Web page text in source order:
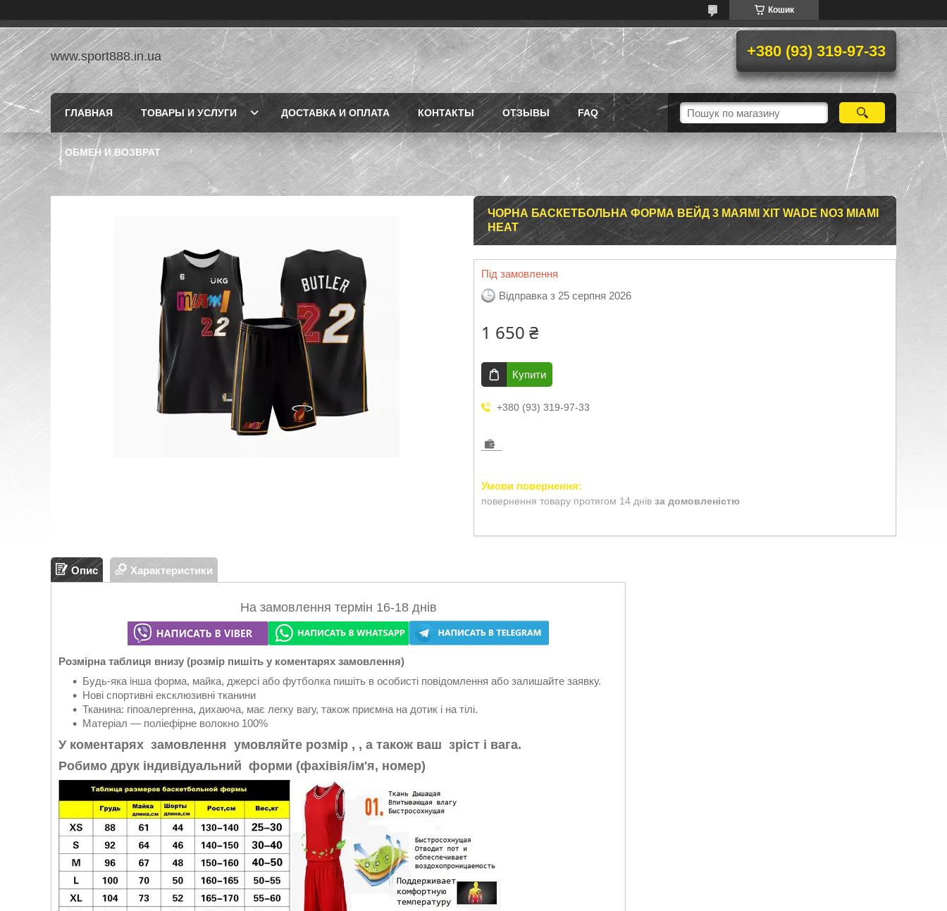
Кошик
www.sport888.in.ua +380 (93) 319-97-33
ГЛАВНАЯ ТОВАРЫ И УСЛУГИ ДОСТАВКА И ОПЛАТА КОНТАКТЫ ОТЗЫВЫ FAQ
ОБМЕН И ВОЗВРАТ
ЧОРНА БАСКЕТБОЛЬНА ФОРМА ВЕЙД 3 МАЯМІ ХІТ WADE NO3 MIAMI
HEAT
Під замовлення
Відправка з 25 серпня 2026
1 650 ₴
Купити
+380 (93) 319-97-33
повернення товару протягом 14 днів за домовленістю
Опис Характеристики
На замовлення термін 16-18 днів
Розмірна таблиця внизу (розмір пишіть у коментарях замовлення)
Будь-яка інша форма, майка, джерсі або футболка пишіть в особисті повідомлення або залишайте заявку.
Нові спортивні ексклюзивні тканини
Тканина: гіпоалергенна, дихаюча, має легку вагу, також приємна на дотик і на тілі.
Матеріал — поліефірне волокно 100%
У коментарях замовлення умовляйте розмір , , а також ваш зріст і вага.
Робимо друк індивідуальний форми (фахівія/ім'я, номер)